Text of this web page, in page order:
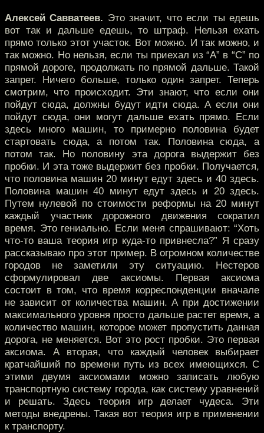
Алексей Савватеев. Это значит, что если ты едешь
вот так и дальше едешь, то штраф. Нельзя ехать
прямо только этот участок. Вот можно. И так можно, и
так можно. Но нельзя, если ты приехал из “А” в “С” по
прямой дороге, продолжать по прямой дальше. Такой
запрет. Ничего больше, только один запрет. Теперь
смотрим, что происходит. Эти знают, что если они
пойдут сюда, должны будут идти сюда. А если они
пойдут сюда, они могут дальше ехать прямо. Если
здесь много машин, то примерно половина будет
стартовать сюда, а потом так. Половина сюда, а
потом так. Но половину эта дорога выдержит без
пробки. И эта тоже выдержит без пробки. Получается,
что половина машин 20 минут едут здесь и 40 здесь.
Половина машин 40 минут едут здесь и 20 здесь.
Путем нулевой по стоимости реформы на 20 минут
каждый участник дорожного движения сократил
время. Это гениально. Если меня спрашивают: “Хоть
что-то ваша теория игр куда-то привнесла?” Я сразу
рассказываю про этот пример. В огромном количестве
городов не заметили эту ситуацию. Нестеров
сформулировал две аксиомы. Первая аксиома
состоит в том, что время корреспонденции вначале
не зависит от количества машин. А при достижении
максимального уровня просто дальше растет время, а
количество машин, которое может пропустить данная
дорога, не меняется. Вот это рост пробки. Это первая
аксиома. А вторая, что каждый человек выбирает
кратчайший по времени путь из всех имеющихся. С
этими двумя аксиомами можно записать любую
транспортную систему города, как систему уравнений
и решать. Здесь теория игр делает чудеса. Эти
методы внедрены. Такая вот теория игр в применении
к транспорту.